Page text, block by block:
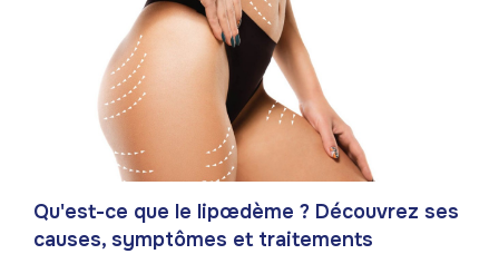
Qu'est-ce que le lipœdème ? Découvrez ses
causes, symptômes et traitements